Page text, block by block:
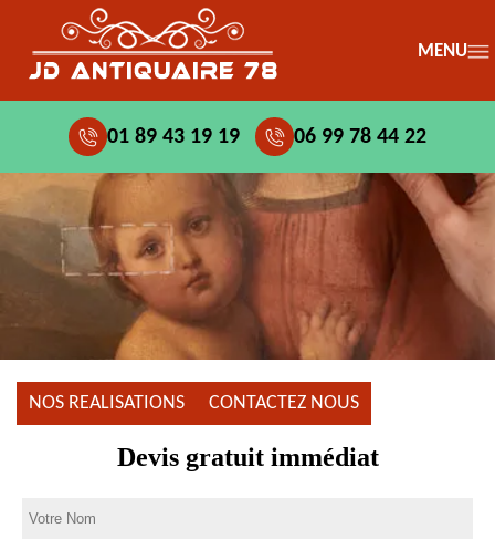
MENU
01 89 43 19 19 06 99 78 44 22
NOS REALISATIONS CONTACTEZ NOUS
Devis gratuit immédiat